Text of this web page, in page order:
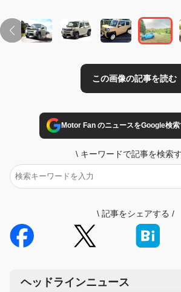
Motor Fan のニュースをGoogle検
\ キーワードで記事を検索
\ 記事をシェアする /
ヘッドラインニュース